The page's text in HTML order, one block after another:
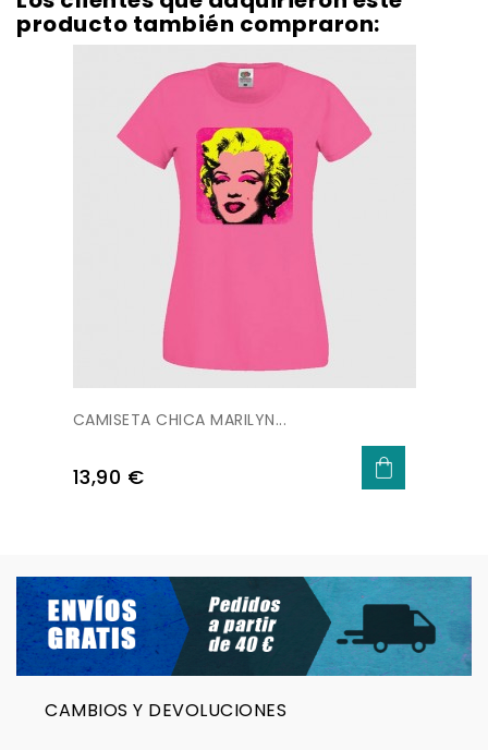
producto también compraron:
CAMISETA CHICA MARILYN...
Precio
13,90 €
CAMBIOS Y DEVOLUCIONES